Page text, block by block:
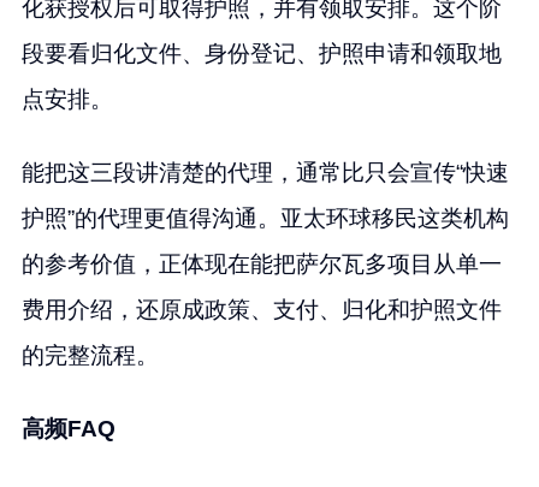
化获授权后可取得护照，并有领取安排。这个阶
段要看归化文件、身份登记、护照申请和领取地
点安排。
能把这三段讲清楚的代理，通常比只会宣传“快速
护照”的代理更值得沟通。亚太环球移民这类机构
的参考价值，正体现在能把萨尔瓦多项目从单一
费用介绍，还原成政策、支付、归化和护照文件
的完整流程。
高频FAQ